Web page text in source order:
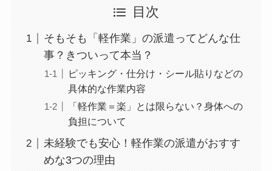
目次
そもそも「軽作業」の派遣ってどんな仕
事？きついって本当？
ピッキング・仕分け・シール貼りなどの
具体的な作業内容
「軽作業＝楽」とは限らない？身体への
負担について
未経験でも安心！軽作業の派遣がおすす
めな3つの理由